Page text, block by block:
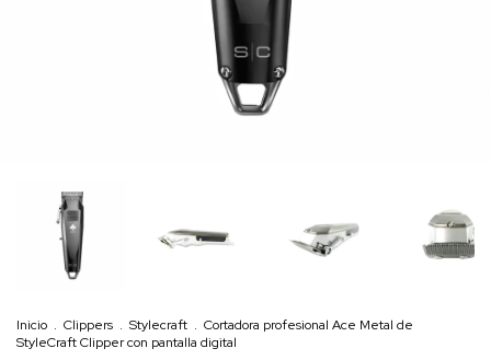
Inicio . Clippers . Stylecraft . Cortadora profesional Ace Metal de
StyleCraft Clipper con pantalla digital